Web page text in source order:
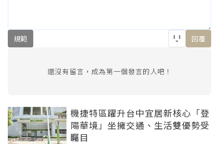
規範 回覆
還沒有留言，成為第一個發言的人吧！
機捷特區躍升台中宜居新核心「登
陽華境」坐擁交通、生活雙優勢受
矚目